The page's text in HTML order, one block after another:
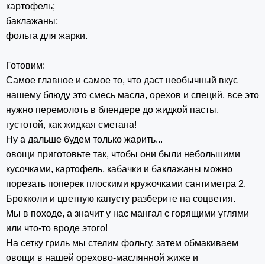
картофель;
баклажаны;
фольга для жарки.
Готовим:
Самое главное и самое то, что даст необычный вкус
нашему блюду это смесь масла, орехов и специй, все это
нужно перемолоть в блендере до жидкой пасты,
густотой, как жидкая сметана!
Ну а дальше будем только жарить...
овощи приготовьте так, чтобы они были небольшими
кусочками, картофель, кабачки и баклажаны можно
порезать поперек плоскими кружочками сантиметра 2.
Брокколи и цветную капусту разберите на соцветия.
Мы в походе, а значит у нас мангал с горящими углями
или что-то вроде этого!
На сетку гриль мы стелим фольгу, затем обмакиваем
овощи в нашей орехово-маслянной жиже и